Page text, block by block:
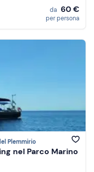
da 60 €
per persona
Plemmirio
nel Parco Marino